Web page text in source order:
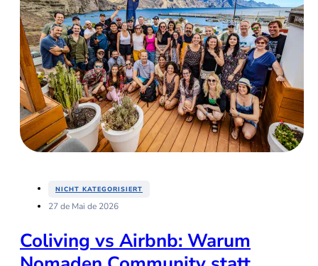
NICHT KATEGORISIERT
27 de Mai de 2026
Coliving vs Airbnb: Warum